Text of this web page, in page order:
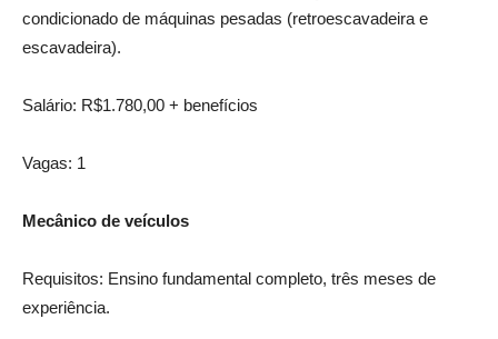
condicionado de máquinas pesadas (retroescavadeira e
escavadeira).
Salário: R$1.780,00 + benefícios
Vagas: 1
Mecânico de veículos
Requisitos: Ensino fundamental completo, três meses de
experiência.